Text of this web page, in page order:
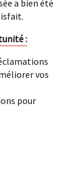
a bien été
:
vos
pour